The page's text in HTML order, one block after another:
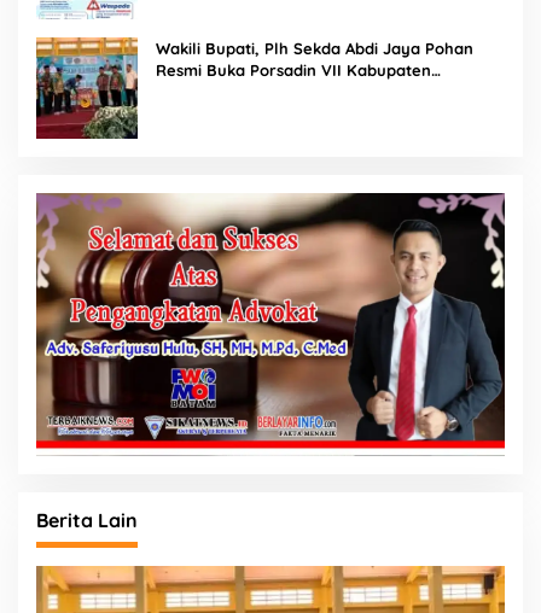
Wakili Bupati, Plh Sekda Abdi Jaya Pohan
Resmi Buka Porsadin VII Kabupaten
Berita Lain